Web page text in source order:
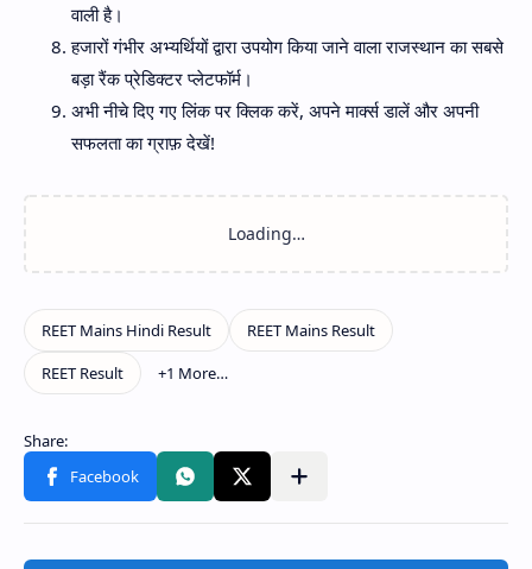
वाली है।
हजारों गंभीर अभ्यर्थियों द्वारा उपयोग किया जाने वाला राजस्थान का सबसे
बड़ा रैंक प्रेडिक्टर प्लेटफॉर्म।
अभी नीचे दिए गए लिंक पर क्लिक करें, अपने मार्क्स डालें और अपनी
सफलता का ग्राफ़ देखें!